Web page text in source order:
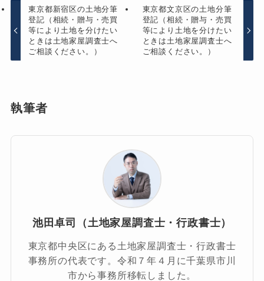
東京都新宿区の土地分筆
登記（相続・贈与・売買
等により土地を分けたい
ときは土地家屋調査士へ
ご相談ください。）
東京都文京区の土地分筆
登記（相続・贈与・売買
等により土地を分けたい
ときは土地家屋調査士へ
ご相談ください。）
執筆者
池田卓司（土地家屋調査士・行政書士）
東京都中央区にある土地家屋調査士・行政書士
事務所の代表です。令和７年４月に千葉県市川
市から事務所移転しました。